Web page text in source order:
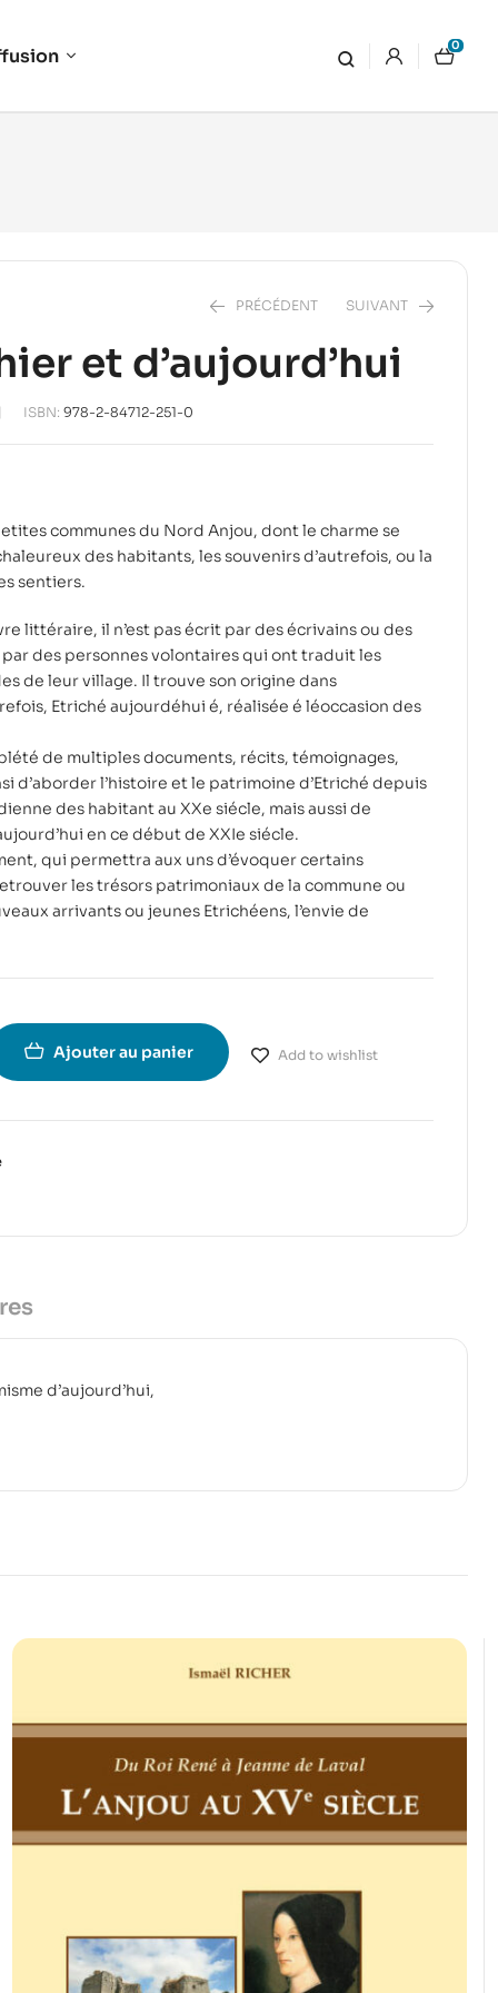
0
PRÉCÉDENT SUIVANT
et d’aujourd’hui
ISBN: 978-2-84712-251-0
communes du Nord Anjou, dont le charme se
des habitants, les souvenirs d’autrefois, ou la
sentiers.
littéraire, il n’est pas écrit par des écrivains ou des
des personnes volontaires qui ont traduit les
de leur village. Il trouve son origine dans
Etriché aujourdéhui é, réalisée é léoccasion des
de multiples documents, récits, témoignages,
d’aborder l’histoire et le patrimoine d’Etriché depuis
des habitant au XXe siécle, mais aussi de
en ce début de XXIe siécle.
qui permettra aux uns d’évoquer certains
les trésors patrimoniaux de la commune ou
arrivants ou jeunes Etrichéens, l’envie de
Ajouter au panier Add to wishlist
d’aujourd’hui,